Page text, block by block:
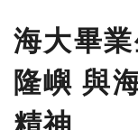
海大畢
隆嶼 與